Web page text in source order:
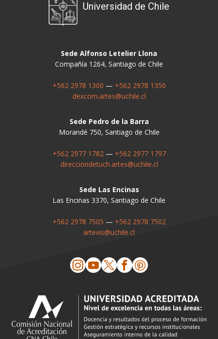
Universidad de Chile
Sede Alfonso Letelier Llona
Compañía 1264, Santiago de Chile
+562 2978 1300 — +562 2978 1350
dexcom.artes@uchile.cl
Sede Pedro de la Barra
Morandé 750, Santiago de Chile
+562 2977 1782 — +562 2977 1797
direcciondetuch.artes@uchile.cl
Sede Las Encinas
Las Encinas 3370, Santiago de Chile
+562 2978 7505 — +562 2978 7502
artevis@uchile.cl